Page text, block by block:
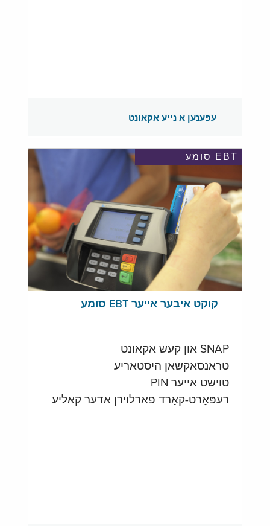
עפענען א נייע אקאונט
EBT סומע
קוקט איבער אייער EBT סומע
SNAP און קעש אקאונט
טראנסאקשאן היסטאריע
טוישט אייער PIN
רעפּאָרט-קאַרד פארלוירן אדער קאליע